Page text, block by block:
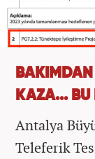
KAZA...
Antalya
Teleferik